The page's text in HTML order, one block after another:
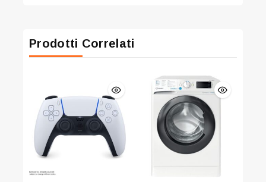
Prodotti Correlati